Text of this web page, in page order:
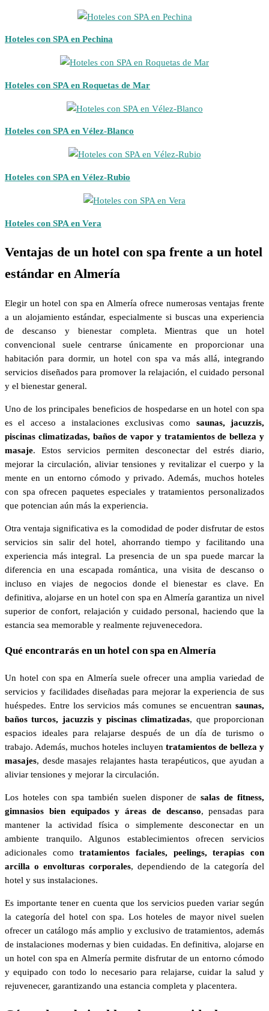
Hoteles con SPA en Pechina
Hoteles con SPA en Roquetas de Mar
Hoteles con SPA en Vélez-Blanco
Hoteles con SPA en Vélez-Rubio
Hoteles con SPA en Vera
Ventajas de un hotel con spa frente a un hotel
estándar en Almería
Elegir un hotel con spa en Almería ofrece numerosas ventajas frente
a un alojamiento estándar, especialmente si buscas una experiencia
de descanso y bienestar completa. Mientras que un hotel
convencional suele centrarse únicamente en proporcionar una
habitación para dormir, un hotel con spa va más allá, integrando
servicios diseñados para promover la relajación, el cuidado personal
y el bienestar general.
Uno de los principales beneficios de hospedarse en un hotel con spa
es el acceso a instalaciones exclusivas como saunas, jacuzzis,
piscinas climatizadas, baños de vapor y tratamientos de belleza y
masaje. Estos servicios permiten desconectar del estrés diario,
mejorar la circulación, aliviar tensiones y revitalizar el cuerpo y la
mente en un entorno cómodo y privado. Además, muchos hoteles
con spa ofrecen paquetes especiales y tratamientos personalizados
que potencian aún más la experiencia.
Otra ventaja significativa es la comodidad de poder disfrutar de estos
servicios sin salir del hotel, ahorrando tiempo y facilitando una
experiencia más integral. La presencia de un spa puede marcar la
diferencia en una escapada romántica, una visita de descanso o
incluso en viajes de negocios donde el bienestar es clave. En
definitiva, alojarse en un hotel con spa en Almería garantiza un nivel
superior de confort, relajación y cuidado personal, haciendo que la
estancia sea memorable y realmente rejuvenecedora.
Qué encontrarás en un hotel con spa en Almería
Un hotel con spa en Almería suele ofrecer una amplia variedad de
servicios y facilidades diseñadas para mejorar la experiencia de sus
huéspedes. Entre los servicios más comunes se encuentran saunas,
baños turcos, jacuzzis y piscinas climatizadas, que proporcionan
espacios ideales para relajarse después de un día de turismo o
trabajo. Además, muchos hoteles incluyen tratamientos de belleza y
masajes, desde masajes relajantes hasta terapéuticos, que ayudan a
aliviar tensiones y mejorar la circulación.
Los hoteles con spa también suelen disponer de salas de fitness,
gimnasios bien equipados y áreas de descanso, pensadas para
mantener la actividad física o simplemente desconectar en un
ambiente tranquilo. Algunos establecimientos ofrecen servicios
adicionales comotratamientos faciales, peelings, terapias con
arcilla o envolturas corporales, dependiendo de la categoría del
hotel y sus instalaciones.
Es importante tener en cuenta que los servicios pueden variar según
la categoría del hotel con spa. Los hoteles de mayor nivel suelen
ofrecer un catálogo más amplio y exclusivo de tratamientos, además
de instalaciones modernas y bien cuidadas. En definitiva, alojarse en
un hotel con spa en Almería permite disfrutar de un entorno cómodo
y equipado con todo lo necesario para relajarse, cuidar la salud y
rejuvenecer, garantizando una estancia completa y placentera.